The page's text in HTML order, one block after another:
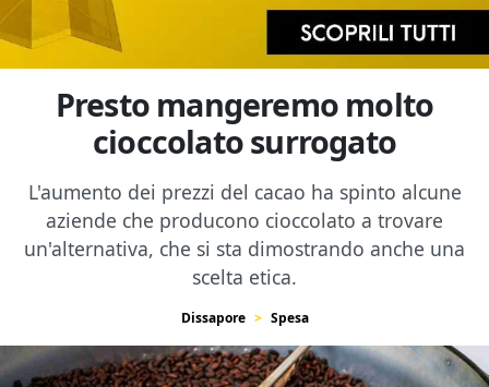
Presto mangeremo molto
cioccolato surrogato
L'aumento dei prezzi del cacao ha spinto alcune
aziende che producono cioccolato a trovare
un'alternativa, che si sta dimostrando anche una
scelta etica.
Dissapore Spesa